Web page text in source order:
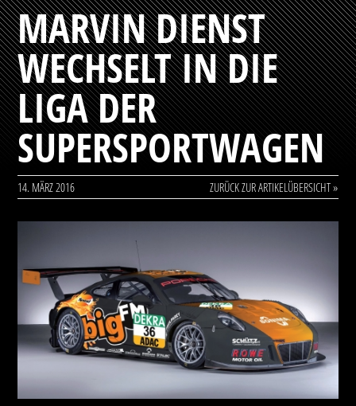
MARVIN DIENST
WECHSELT IN DIE
LIGA DER
SUPERSPORTWAGEN
14. MÄRZ 2016 ZURÜCK ZUR ARTIKELÜBERSICHT »